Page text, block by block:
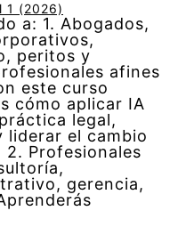
1 (2026)
a: 1. Abogados,
peritos y
afines
este curso
cómo aplicar IA
legal,
liderar el cambio
2. Profesionales
gerencia,